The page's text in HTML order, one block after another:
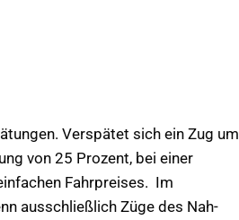
Verspätet sich ein Zug um
von 25 Prozent, bei einer
Fahrpreises. Im
ausschließlich Züge des Nah-